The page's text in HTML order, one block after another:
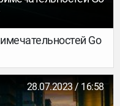
Go
28.07.2023 / 16:58